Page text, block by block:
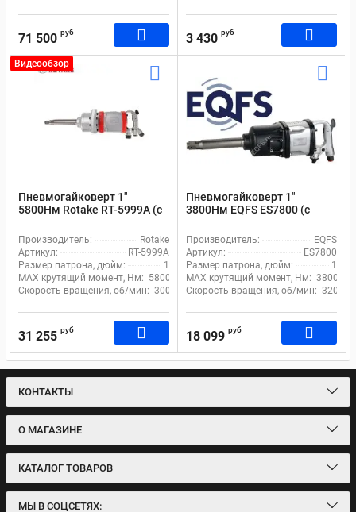
71 500 руб 3 430 руб
Видеообзор
Пневмогайковерт 1"
5800Нм Rotake RT-5999A (с
длинным валом)
Производитель:
Rotake
Артикул:
RT-5999A
Размер патрона, дюйм:
1
MAX крутящий момент, Нм: 5800
Скорость вращения, об/мин: 3000
31 255 руб
Пневмогайковерт 1"
3800Нм EQFS ES7800 (с
длинным валом)
Производитель:
EQFS
Артикул:
ES7800
Размер патрона, дюйм:
1
MAX крутящий момент, Нм: 3800
Скорость вращения, об/мин: 3200
18 099 руб
КОНТАКТЫ
О МАГАЗИНЕ
КАТАЛОГ ТОВАРОВ
МЫ В СОЦСЕТЯХ: